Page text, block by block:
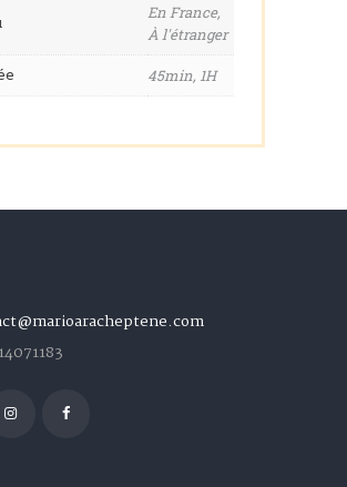
En France,
À l'étranger
45min, 1H